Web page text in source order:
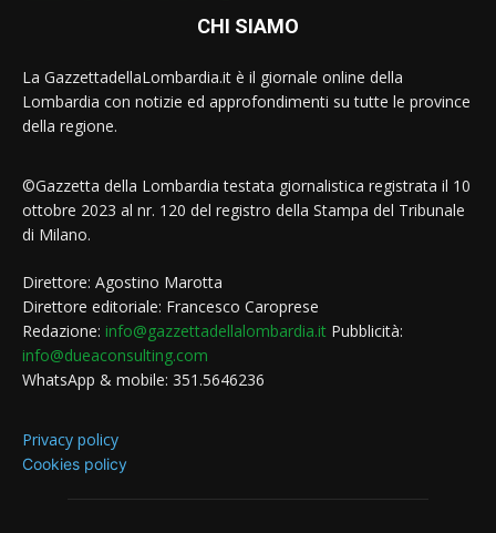
CHI SIAMO
La GazzettadellaLombardia.it è il giornale online della
Lombardia con notizie ed approfondimenti su tutte le province
della regione.
©Gazzetta della Lombardia testata giornalistica registrata il 10
ottobre 2023 al nr. 120 del registro della Stampa del Tribunale
di Milano.
Direttore: Agostino Marotta
Direttore editoriale: Francesco Caroprese
Redazione: info@gazzettadellalombardia.it Pubblicità:
info@dueaconsulting.com
WhatsApp & mobile: 351.5646236
Privacy policy
Cookies policy